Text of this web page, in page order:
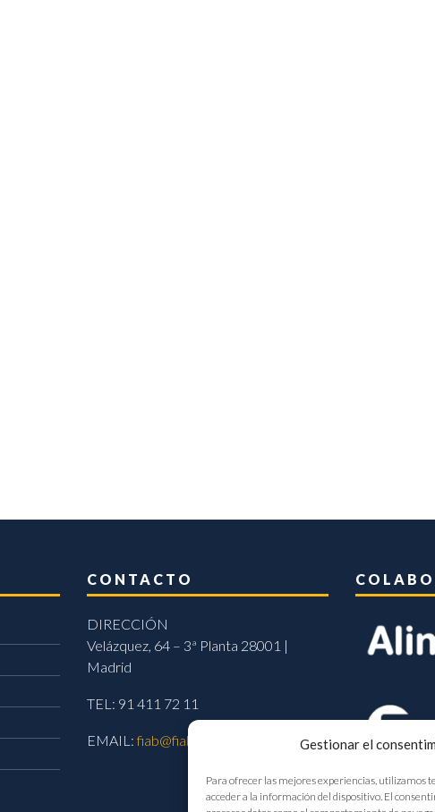
Gestionar el
Para ofrecer las mejores experiencias, utilizamos
acceder a la información del dispositivo. El
CONTACTO
DIRECCIÓN
Velázquez, 64 – 3ª Planta 28001 |
Madrid
TEL: 91 411 72 11
EMAIL:fiab@fiab.es